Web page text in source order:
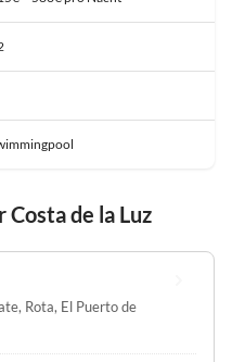
de la Luz
, Rota, El Puerto de